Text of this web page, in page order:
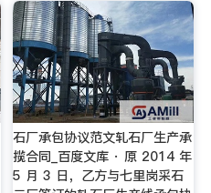
石厂承包协议范文轧石厂生产承
揽合同_百度文库 · 原 2014 年
5 月 3 日，乙方与七里岗采石